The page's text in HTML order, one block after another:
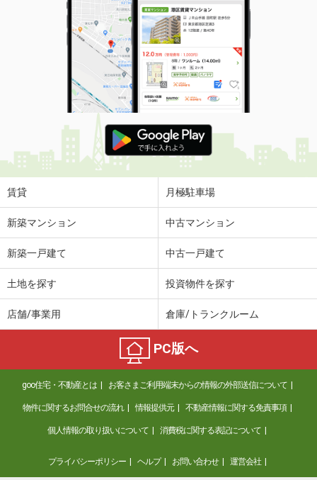
香川県坂出市川津町
価 格
3.10万円
住 所
香川県坂出市川津町
専有面積 39.17m²
間取り
香川県高松市飯田町
価 格
4.45万円
香川県綾歌郡宇多津町浜二番丁
価 格
5.45万円
香川県綾歌郡宇多津町浜二番丁
専有面積 38.81m²
住 所
香川県丸亀市三条町
専有面積
40.58m²
賃貸 月極駐車場
新築マンション 中古マンション
新築一戸建て 中古一戸建て
土地を探す 投資物件を探す
店舗/事業用 倉庫/トランクルーム
PC版へ
goo住宅・不動産とは お客さまご利用端末からの情報の外部送信について
物件に関するお問合せの流れ 情報提供元 不動産情報に関する免責事項
個人情報の取り扱いについて 消費税に関する表記について
プライバシーポリシー ヘルプ お問い合わせ 運営会社